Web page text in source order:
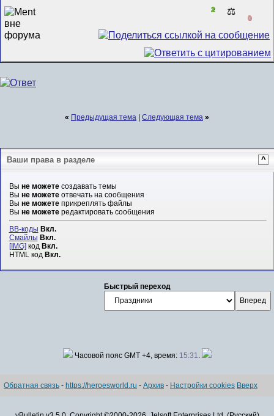
2 ⚖️
0
« Предыдущая тема Следующая тема »
Ваши права в разделе ^
Вы не можетесоздавать темы
Вы не можетеотвечать на сообщения
Вы не можетеприкреплять файлы
Вы не можетередактировать сообщения
BB-коды Вкл.
Смайлы Вкл.
[IMG] код Вкл.
HTML код Вкл.
Быстрый переход
Часовой пояс GMT +4, время: 15:31.
Обратная связь - https://heroesworld.ru - Архив - Настройки cookies Вверх